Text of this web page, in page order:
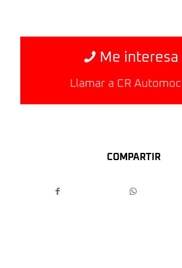
Me interesa
Llamar a CR
COMPARTIR